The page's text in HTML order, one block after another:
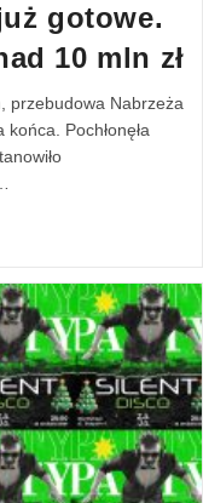
gotowe.
10 mln zł
przebudowa Nabrzeża
Pochłonęła